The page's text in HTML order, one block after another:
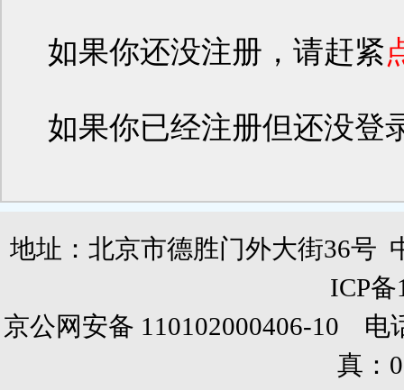
如果你还没注册，请赶紧
如果你已经注册但还没登
地址：北京市德胜门外大街36
ICP备
京公网安备 110102000406-10 电
真：